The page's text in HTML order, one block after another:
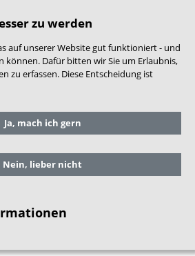
zu werden
auf unserer Website gut funktioniert - und
können. Dafür bitten wir Sie um Erlaubnis,
zu erfassen. Diese Entscheidung ist
Ja, mach ich gern
Nein, lieber nicht
hier: Service
die Praxis
Formulare